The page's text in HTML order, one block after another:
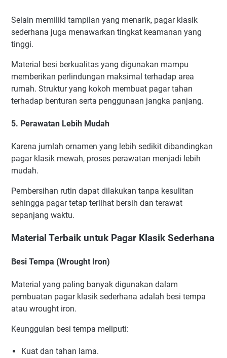
Selain memiliki tampilan yang menarik, pagar klasik
sederhana juga menawarkan tingkat keamanan yang
tinggi.
Material besi berkualitas yang digunakan mampu
memberikan perlindungan maksimal terhadap area
rumah. Struktur yang kokoh membuat pagar tahan
terhadap benturan serta penggunaan jangka panjang.
5. Perawatan Lebih Mudah
Karena jumlah ornamen yang lebih sedikit dibandingkan
pagar klasik mewah, proses perawatan menjadi lebih
mudah.
Pembersihan rutin dapat dilakukan tanpa kesulitan
sehingga pagar tetap terlihat bersih dan terawat
sepanjang waktu.
Material Terbaik untuk Pagar Klasik Sederhana
Besi Tempa (Wrought Iron)
Material yang paling banyak digunakan dalam
pembuatan pagar klasik sederhana adalah besi tempa
atau wrought iron.
Keunggulan besi tempa meliputi:
Kuat dan tahan lama.